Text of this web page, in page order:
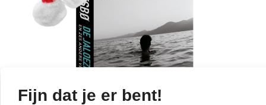
Fijn dat je er bent!